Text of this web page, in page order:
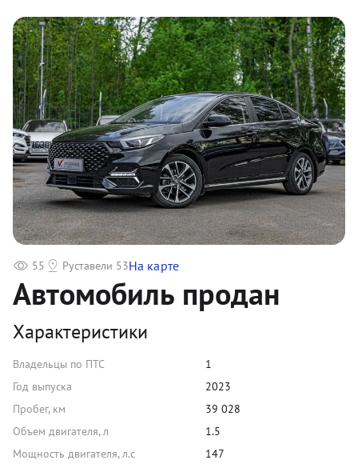
Автомобиль продан
Характеристики
Владельцы по ПТС
1
Год выпуска
2023
Пробег, км
39 028
Объем двигателя, л
1.5
Мощность двигателя, л.с
147
55 Руставели 53На карте